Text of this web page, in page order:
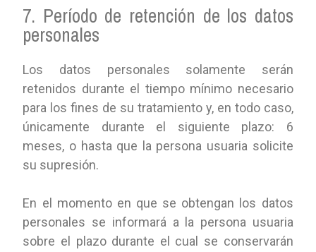
7. Período de retención de los datos
personales
Los datos personales solamente serán
retenidos durante el tiempo mínimo necesario
para los fines de su tratamiento y, en todo caso,
únicamente durante el siguiente plazo: 6
meses, o hasta que la persona usuaria solicite
su supresión.
En el momento en que se obtengan los datos
personales se informará a la persona usuaria
sobre el plazo durante el cual se conservarán